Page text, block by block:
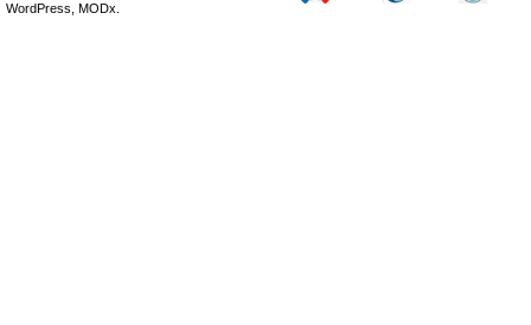
WordPress, MODx.